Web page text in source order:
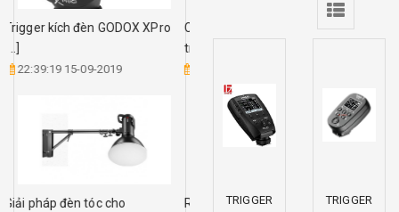
TRIGGER
TRIGGER
Trigger kích đèn GODOX XPro
22:39:19 15-09-2019
Giải pháp đèn tóc cho
Cách đầu tư chân boom
Reflector phụ kiện cần thiết